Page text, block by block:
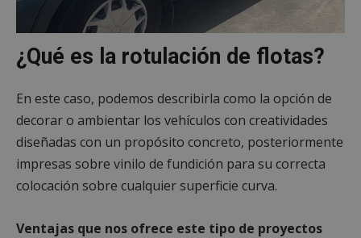
¿Qué es la rotulación de flotas?
En este caso, podemos describirla como la opción de
decorar o ambientar los vehículos con creatividades
diseñadas con un propósito concreto, posteriormente
impresas sobre vinilo de fundición para su correcta
colocación sobre cualquier superficie curva.
Ventajas que nos ofrece este tipo de proyectos